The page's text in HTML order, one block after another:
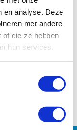
en analyse. Deze
met andere
die ze hebben
hun services.